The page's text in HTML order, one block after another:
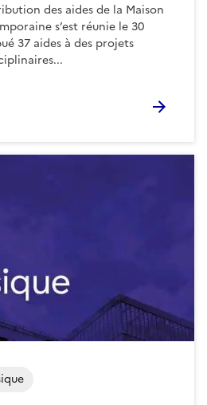
des aides de la Maison
s’est réunie le 30
37 aides à des projets